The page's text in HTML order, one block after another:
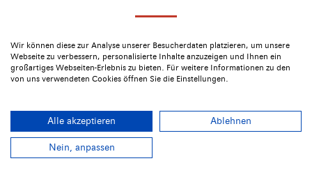
Ich stimme derDatenschutzerklärungdes INSELHOTEL
Potsdam, insbesondere der Verarbeitung meiner in diesem
Formular eingegebenen, personenbezogenen Daten für die
Beantwortung bzw. Verarbeitung meiner Anfrage, zu.
Senden
Wir können diese zur Analyse unserer Besucherdaten platzieren, um unsere
Webseite zu verbessern, personalisierte Inhalte anzuzeigen und Ihnen ein
großartiges Webseiten-Erlebnis zu bieten. Für weitere Informationen zu den
von uns verwendeten Cookies öffnen Sie die Einstellungen.
Alle akzeptieren Ablehnen
Nein, anpassen